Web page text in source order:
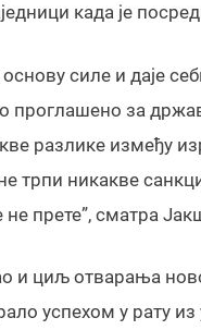
када је
силе и даје
проглашено за
разлике између
трпи никакве
прете”, сматра
и циљ отварања
успехом у рату